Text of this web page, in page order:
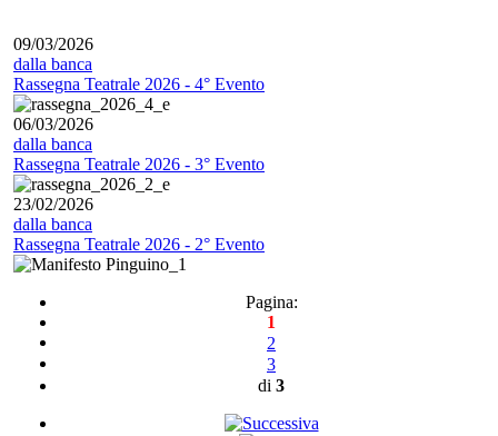
09/03/2026
dalla banca
Rassegna Teatrale 2026 - 4° Evento
06/03/2026
dalla banca
Rassegna Teatrale 2026 - 3° Evento
23/02/2026
dalla banca
Rassegna Teatrale 2026 - 2° Evento
Pagina:
1
2
3
di 3